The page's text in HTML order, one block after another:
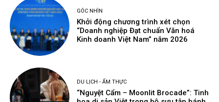
GÓC NHÌN
Khởi động chương trình xét chọn
“Doanh nghiệp Đạt chuẩn Văn hoá
Kinh doanh Việt Nam” năm 2026
DU LỊCH - ẨM THỰC
“Nguyệt Cẩm – Moonlit Brocade”: Tinh